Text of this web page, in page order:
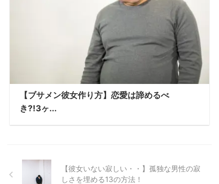
【ブサメン彼女作り方】恋愛は諦めるべ
き?!3ヶ...
【彼女いない寂しい・・】孤独な男性の寂
しさを埋める13の方法！